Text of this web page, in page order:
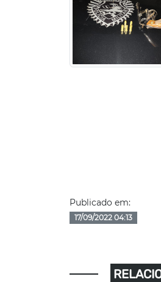
Publicado em:
17/09/2022 04:13